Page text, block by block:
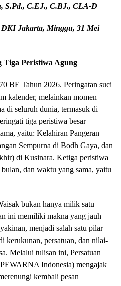
S.Pd., C.EJ., C.BJ., CLA-D
Jakarta, Minggu, 31 Mei
Tiga Peristiwa Agung
BE Tahun 2026. Peringatan suci
kalender, melainkan momen
di seluruh dunia, termasuk di
tiga peristiwa besar
yaitu: Kelahiran Pangeran
Sempurna di Bodh Gaya, dan
di Kusinara. Ketiga peristiwa
dan waktu yang sama, yaitu
bukan hanya milik satu
ini memiliki makna yang jauh
menjadi salah satu pilar
kerukunan, persatuan, dan nilai-
Melalui tulisan ini, Persatuan
Indonesia) mengajak
kembali pesan